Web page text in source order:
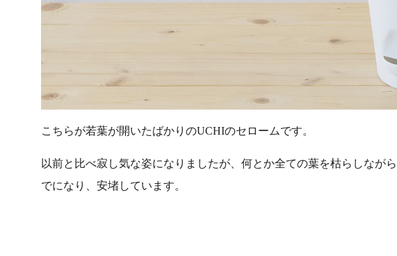
こちらが若葉が開いたばかりのUCHIのセロームです。
以前と比べ寂し気な姿になりましたが、何とか全ての葉を枯らしなが
でになり、安堵しています。